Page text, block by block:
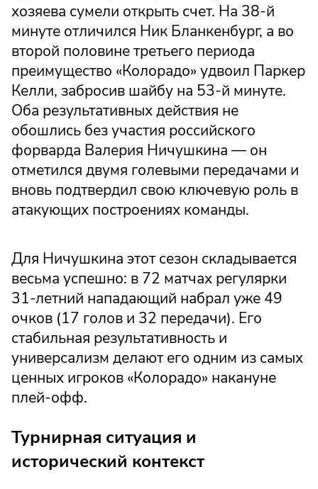
хозяева сумели открыть счет. На 38-й
минуте отличился Ник Бланкенбург, а во
второй половине третьего периода
преимущество «Колорадо» удвоил Паркер
Келли, забросив шайбу на 53-й минуте.
Оба результативных действия не
обошлись без участия российского
форварда Валерия Ничушкина — он
отметился двумя голевыми передачами и
вновь подтвердил свою ключевую роль в
атакующих построениях команды.
Для Ничушкина этот сезон складывается
весьма успешно: в 72 матчах регулярки
31-летний нападающий набрал уже 49
очков (17 голов и 32 передачи). Его
стабильная результативность и
универсализм делают его одним из самых
ценных игроков «Колорадо» накануне
плей-офф.
Турнирная ситуация и
исторический контекст